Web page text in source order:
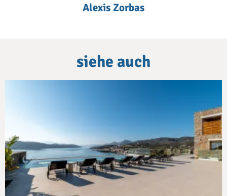
Alexis Zorbas
siehe auch